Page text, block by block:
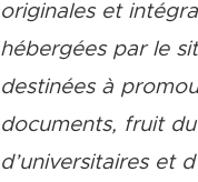
originales et
hébergées par le
destinées à
documents, fruit
d’universitaires et